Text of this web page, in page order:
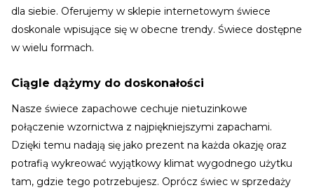
dla siebie. Oferujemy w sklepie internetowym świece
doskonale wpisujące się w obecne trendy. Świece dostępne
w wielu formach.
Ciągle dążymy do doskonałości
Nasze świece zapachowe cechuje nietuzinkowe
połączenie wzornictwa z najpiękniejszymi zapachami.
Dzięki temu nadają się jako prezent na każda okazję oraz
potrafią wykreować wyjątkowy klimat wygodnego użytku
tam, gdzie tego potrzebujesz. Oprócz świec w sprzedaży